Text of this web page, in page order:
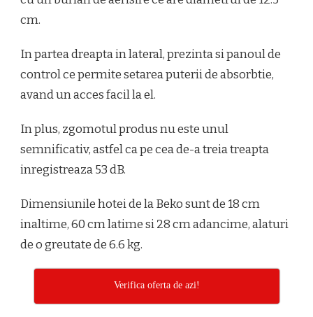
cm.
In partea dreapta in lateral, prezinta si panoul de
control ce permite setarea puterii de absorbtie,
avand un acces facil la el.
In plus, zgomotul produs nu este unul
semnificativ, astfel ca pe cea de-a treia treapta
inregistreaza 53 dB.
Dimensiunile hotei de la Beko sunt de 18 cm
inaltime, 60 cm latime si 28 cm adancime, alaturi
de o greutate de 6.6 kg.
Verifica oferta de azi!